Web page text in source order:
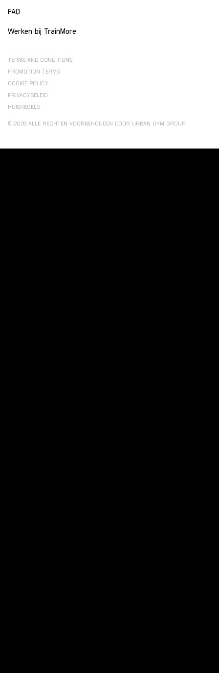
FAQ
Werken bij TrainMore
© 2026 ALLE RECHTEN VOORBEHOUDEN DOOR URBAN GYM GROUP
TERMS AND CONDITIONS
PROMOTION TERMS
COOKIE POLICY
PRIVACYBELEID
HUISREGELS